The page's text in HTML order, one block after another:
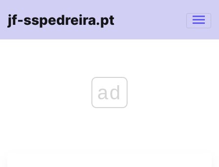
jf-sspedreira.pt
ad